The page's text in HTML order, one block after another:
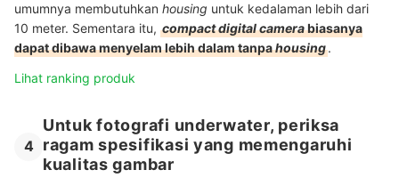
umumnya membutuhkan housing untuk kedalaman lebih dari
10 meter. Sementara itu, compactdigital camerabiasanya
dapat dibawa menyelam lebih dalam tanpahousing.
Lihat ranking produk
4
Untuk fotografi underwater, periksa
ragam spesifikasi yang memengaruhi
kualitas gambar